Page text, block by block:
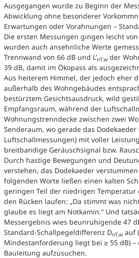
Ausgegangen wurde zu Beginn der
Abwicklung ohne besonderer
Erwartungen oder Vorahnungen –
Die ersten Messungen gingen leicht
wurden auch ansehnliche Werte
Trennwand von 66 dB und L’nT,w der
39 dB, damit im Ökopass als
Aus heiterem Himmel, der jedoch eher
außerhalb des Wohngebäudes
bestürztem Gesichtsausdruck, wild
Empfangsraum, während der
Wohnungstrenndecke zwischen zwei
Senderaum, wo gerade das
Luftschallmessungen) mit voller
breitbandige Geräuschsignal bzw.
Durch hastige Bewegungen und
verstehen, das Dodekaeder
folgenden Worte ließen einen kalten
geringen Teil der niedrigen Temperatur
den Rücken laufen: „Da stimmt was
glaube es liegt am Notkamin.“ Und
Messergebnis wies beunruhigende 47
Standard-Schallpegeldifferenz DnT,w auf
Mindestanforderung liegt bei ≥ 55 dB) –
Bauleitung aufzusuchen.